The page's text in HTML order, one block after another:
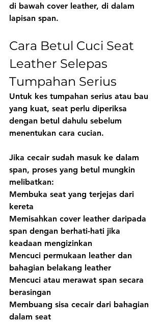
di bawah cover leather, di dalam
lapisan span.
Cara Betul Cuci Seat
Leather Selepas
Tumpahan Serius
Untuk kes tumpahan serius atau bau
yang kuat, seat perlu diperiksa
dengan betul dahulu sebelum
menentukan cara cucian.
Jika cecair sudah masuk ke dalam
span, proses yang betul mungkin
melibatkan:
Membuka seat yang terjejas dari
kereta
Memisahkan cover leather daripada
span dengan berhati-hati jika
keadaan mengizinkan
Mencuci permukaan leather dan
bahagian belakang leather
Mencuci atau merawat span secara
berasingan
Membuang sisa cecair dari bahagian
dalam seat